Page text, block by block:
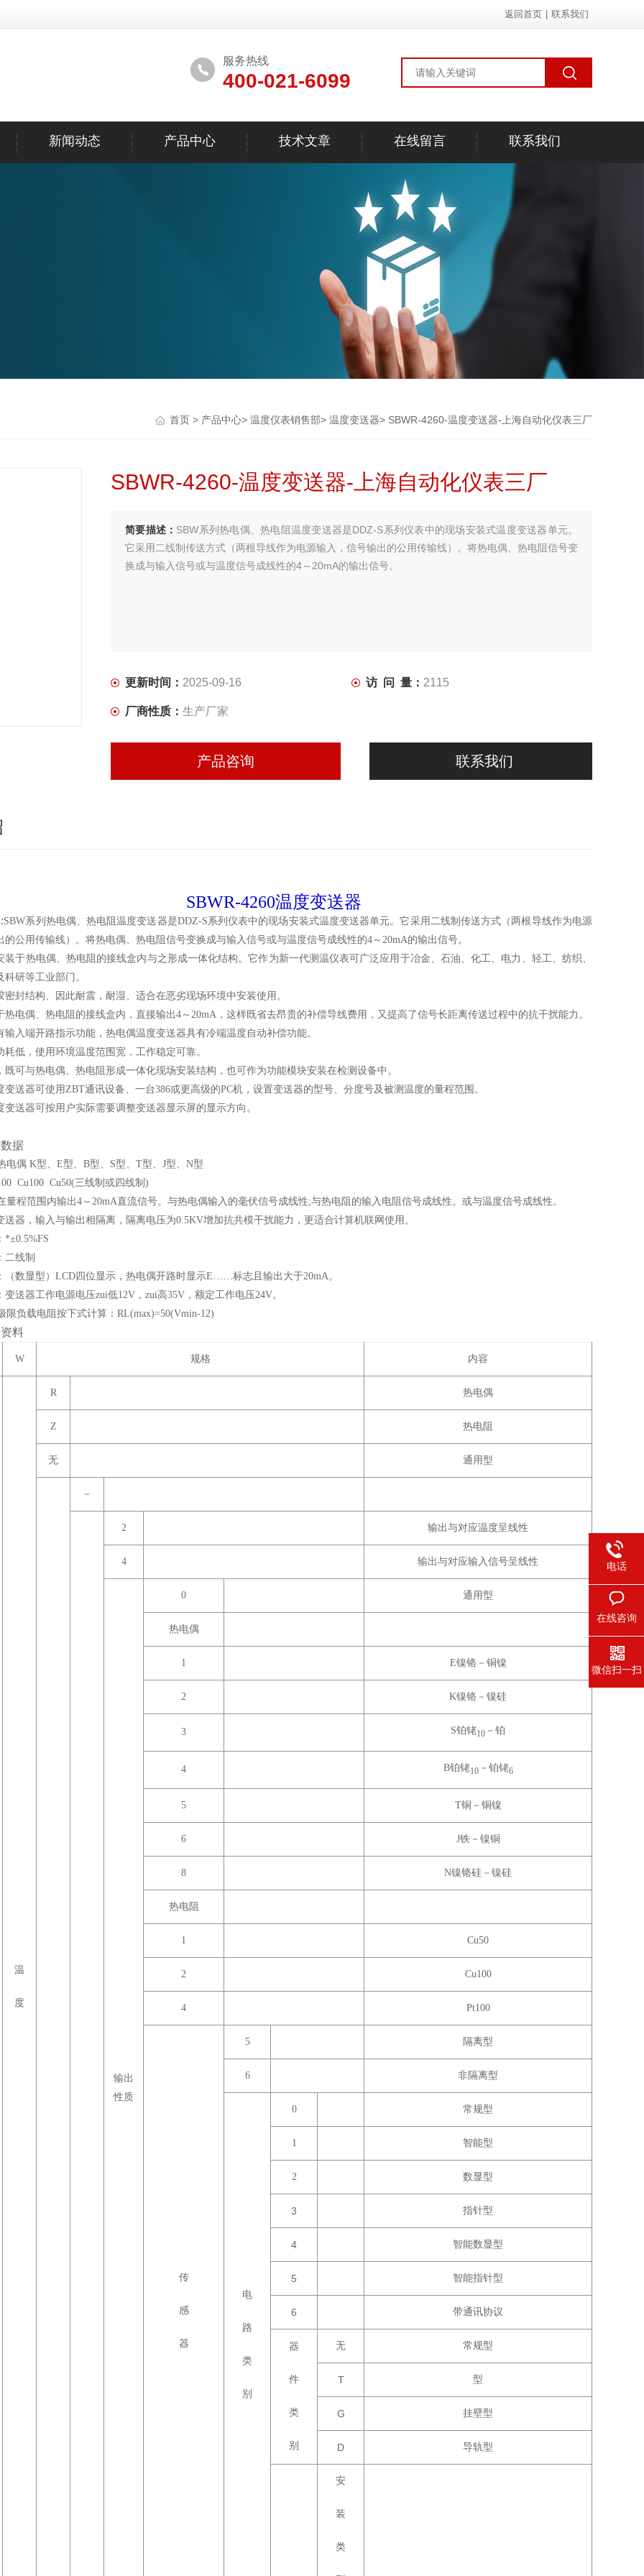
返回首页 联系我们
服务热线
400-021-6099
新闻动态 产品中心 技术文章 在线留言 联系我们
首页 > 产品中心> 温度仪表销售部> 温度变送器> SBWR-4260-温度变送器-上海自动化仪表三厂
SBWR-4260-温度变送器-上海自动化仪表三厂
简要描述： SBW系列热电偶、热电阻温度变送器是DDZ-S系列仪表中的现场安装式温度变送器单元。
它采用二线制传送方式（两根导线作为电源输入，信号输出的公用传输线）。将热电偶、热电阻信号变
换成与输入信号或与温度信号成线性的4～20mA的输出信号。
更新时间： 2025-09-16 访 问 量： 2115
厂商性质： 生产厂家
产品咨询 联系我们
SBWR-4260温度变送器
SBW系列热电偶、热电阻温度变送器是DDZ-S系列仪表中的现场安装式温度变送器单元。它采用二线制传送方式（两根导线作为电源
的公用传输线）。将热电偶、热电阻信号变换成与输入信号或与温度信号成线性的4～20mA的输出信号。
装于热电偶、热电阻的接线盒内与之形成一体化结构。它作为新一代测温仪表可广泛应用于冶金、石油、化工、电力、轻工、纺织、
研等工业部门。
密封结构、因此耐震，耐湿、适合在恶劣现场环境中安装使用。
热电偶、热电阻的接线盒内，直接输出4～20mA，这样既省去昂贵的补偿导线费用，又提高了信号长距离传送过程中的抗干扰能力。
输入端开路指示功能，热电偶温度变送器具有冷端温度自动补偿功能。
耗低，使用环境温度范围宽，工作稳定可靠。
既可与热电偶、热电阻形成一体化现场安装结构，也可作为功能模块安装在检测设备中。
变送器可使用ZBT通讯设备、一台386或更高级的PC机，设置变送器的型号、分度号及被测温度的量程范围。
变送器可按用户实际需要调整变送器显示屏的显示方向。
据
偶 K型、E型、B型、S型、T型、J型、N型
Cu100 Cu50(三线制或四线制)
程范围内输出4～20mA直流信号。与热电偶输入的毫伏信号成线性;与热电阻的输入电阻信号成线性。或与温度信号成线性。
送器，输入与输出相隔离，隔离电压为0.5KV增加抗共模干扰能力，更适合计算机联网使用。
*±0.5%FS
二线制
（数显型）LCD四位显示，热电偶开路时显示E……标志且输出大于20mA。
变送器工作电源电压zui低12V，zui高35V，额定工作电压24V。
负载电阻按下式计算：RL(max)=50(Vmin-12)
料
W 规格 内容
温
度
R 热电偶
Z 热电阻
无 通用型
－
2 输出与对应温度呈线性
4 输出与对应输入信号呈线性
输出
性质
0 通用型
热电偶
1 E镍铬－铜镍
2 K镍铬－镍硅
3 S铂铑10 －铂
4 B铂铑10－铂铑6
5 T铜－铜镍
6 J铁－镍铜
8 N镍铬硅－镍硅
热电阻
1 Cu50
2 Cu100
4 Pt100
传
感
器
5 隔离型
6 非隔离型
电
路
类
别
0 常规型
1 智能型
2 数显型
3 指针型
4 智能数显型
5 智能指针型
6 带通讯协议
器
件
类
别
无 常规型
T 型
G 挂壁型
D 导轨型
安
装
类
电话
在线咨询
微信扫一扫